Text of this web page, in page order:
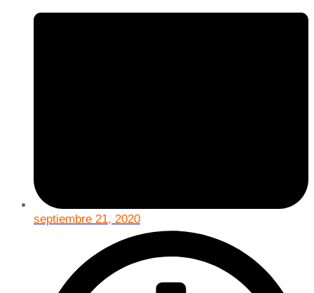
septiembre 21, 2020